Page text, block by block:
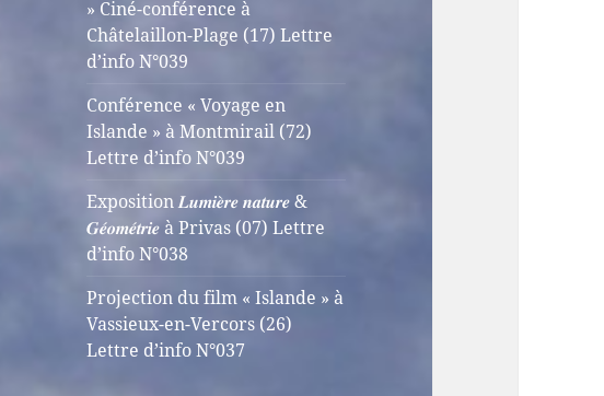
» Ciné-conférence à
Châtelaillon-Plage (17) Lettre
d’info N°039
Conférence « Voyage en
Islande » à Montmirail (72)
Lettre d’info N°039
Exposition 𝑳𝒖𝒎𝒊𝒆̀𝒓𝒆 𝒏𝒂𝒕𝒖𝒓𝒆 &
𝑮𝒆́𝒐𝒎𝒆́𝒕𝒓𝒊𝒆 à Privas (07) Lettre
d’info N°038
Projection du film « Islande » à
Vassieux-en-Vercors (26)
Lettre d’info N°037